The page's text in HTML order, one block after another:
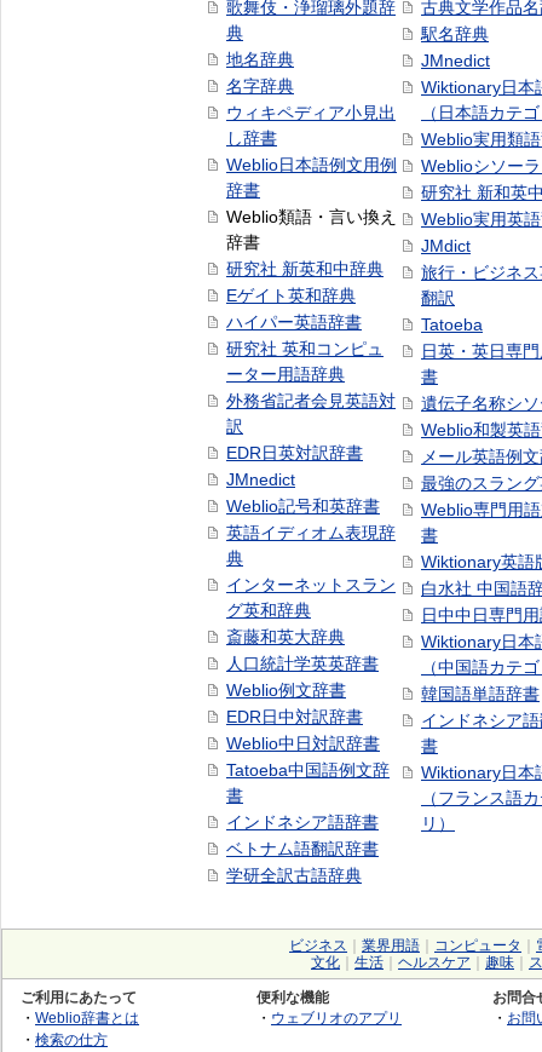
歌舞伎・浄瑠璃外題辞
典
地名辞典
名字辞典
ウィキペディア小見出
し辞書
Weblio日本語例文用例
辞書
Weblio類語・言い換え
辞書
研究社 新英和中辞典
Eゲイト英和辞典
ハイパー英語辞書
研究社 英和コンピュ
ーター用語辞典
外務省記者会見英語対
訳
EDR日英対訳辞書
JMnedict
Weblio記号和英辞書
英語イディオム表現辞
典
インターネットスラン
グ英和辞典
斎藤和英大辞典
人口統計学英英辞書
Weblio例文辞書
EDR日中対訳辞書
Weblio中日対訳辞書
Tatoeba中国語例文辞
書
インドネシア語辞書
ベトナム語翻訳辞書
学研全訳古語辞典
古典文学作品
駅名辞典
JMnedict
Wiktionary日本
（日本語カテ
Weblio実用類
Weblioシソー
研究社 新和英
Weblio実用英
JMdict
旅行・ビジネ
翻訳
Tatoeba
日英・英日専
書
遺伝子名称シ
Weblio和製英
メール英語例
最強のスラン
Weblio専門用
書
Wiktionary英語
白水社 中国語
日中中日専門
Wiktionary日本
（中国語カテ
韓国語単語辞書
インドネシア
書
Wiktionary日本
（フランス語
リ）
ビジネス 業界用語 コンピュータ
文化
生活 ヘルスケア 趣味
ご利用にあたって
・ Weblio辞書とは
・ 検索の仕方
便利な機能
・ ウェブリオのアプリ
お問合
・ お問